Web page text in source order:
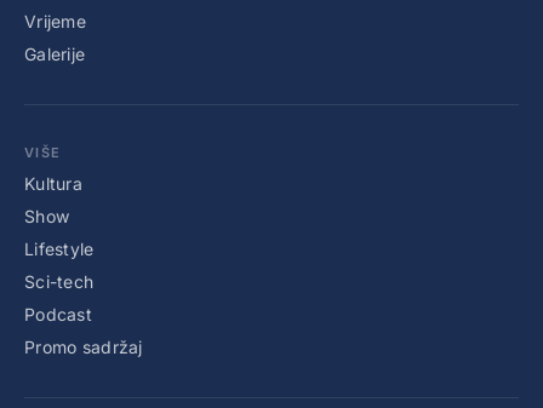
Vrijeme
Galerije
VIŠE
Kultura
Show
Lifestyle
Sci-tech
Podcast
Promo sadržaj